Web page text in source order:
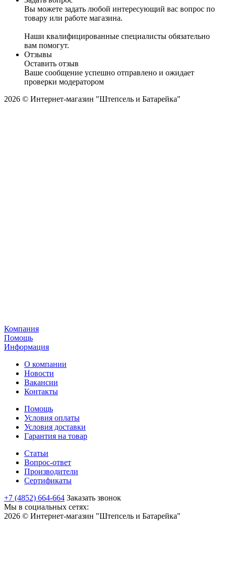
Вы можете задать любой интересующий вас вопрос по
товару или работе магазина.
Наши квалифицированные специалисты обязательно
вам помогут.
Отзывы
Оставить отзыв
Ваше сообщение успешно отправлено и ожидает
проверки модератором
2026 © Интернет-магазин "Штепсель и Батарейка"
Компания
Помощь
Информация
О компании
Новости
Вакансии
Контакты
Помощь
Условия оплаты
Условия доставки
Гарантия на товар
Статьи
Вопрос-ответ
Производители
Сертификаты
+7 (4852) 664-664 Заказать звонок
Мы в социальных сетях:
2026 © Интернет-магазин "Штепсель и Батарейка"